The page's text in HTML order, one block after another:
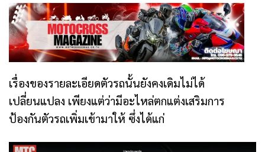
เรื่องของรายละเอียดตัวรถนั้นยังคงเดิมไม่ได้
เปลี่ยนแปลง เพียงแต่ว่ามีอะไหล่ตกแต่งเสริมการ
ป้องกันตัวรถเพิ่มเข้ามาให้ ซึ่งได้แก่